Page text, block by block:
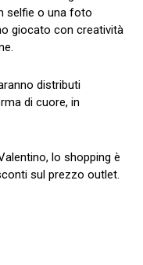
selfie o una foto
giocato con creatività
distributi
di cuore, in
lo shopping è
sul prezzo outlet.